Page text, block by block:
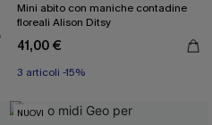
Mini abito con maniche contadine
floreali Alison Ditsy
41,00 €
3 articoli -15%
NUOVI